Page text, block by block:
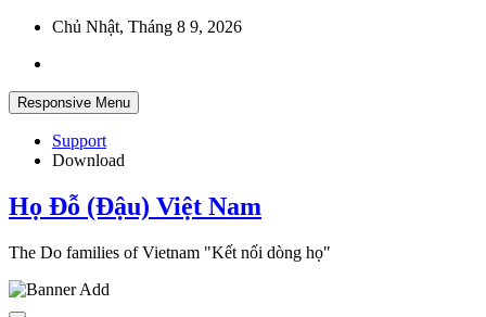
Skip
content
Chủ Nhật, Tháng 8 9, 2026
Responsive Menu
Support
Download
Họ Đỗ (Đậu) Việt Nam
The Do families of Vietnam "Kết nối dòng họ"